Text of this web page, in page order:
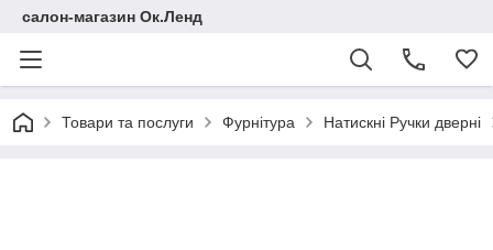
салон-магазин Ок.Ленд
Товари та послуги Фурнітура Натискні Ручки дверні